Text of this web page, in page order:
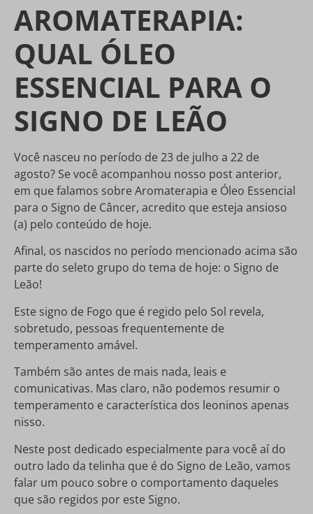
AROMATERAPIA:
QUAL ÓLEO
ESSENCIAL PARA O
SIGNO DE LEÃO
Você nasceu no período de 23 de julho a 22 de
agosto? Se você acompanhou nosso post anterior,
em que falamos sobre Aromaterapia e Óleo Essencial
para o Signo de Câncer, acredito que esteja ansioso
(a) pelo conteúdo de hoje.
Afinal, os nascidos no período mencionado acima são
parte do seleto grupo do tema de hoje: o Signo de
Leão!
Este signo de Fogo que é regido pelo Sol revela,
sobretudo, pessoas frequentemente de
temperamento amável.
Também são antes de mais nada, leais e
comunicativas. Mas claro, não podemos resumir o
temperamento e característica dos leoninos apenas
nisso.
Neste post dedicado especialmente para você aí do
outro lado da telinha que é do Signo de Leão, vamos
falar um pouco sobre o comportamento daqueles
que são regidos por este Signo.